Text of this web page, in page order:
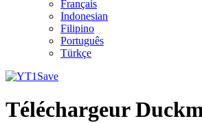
Français
Indonesian
Filipino
Português
Türkçe
Téléchargeur